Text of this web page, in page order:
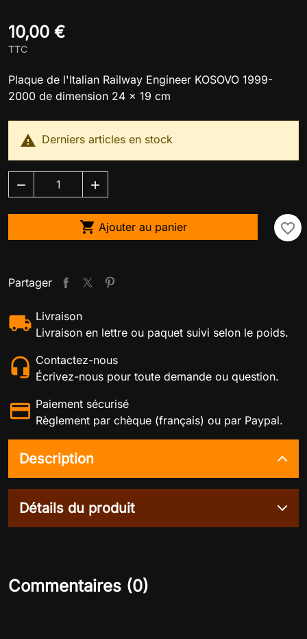
10,00 €
TTC
Plaque de l'Italian Railway Engineer KOSOVO 1999-
2000 de dimension 24 x 19 cm
 Derniers articles en stock
 
 Ajouter au panier favorite_border
Partager
Livraison
Livraison en lettre ou paquet suivi selon le poids.
Contactez-nous
Écrivez-nous pour toute demande ou question.
Paiement sécurisé
Règlement par chèque (français) ou par Paypal.
Description
Détails du produit
Commentaires (0)